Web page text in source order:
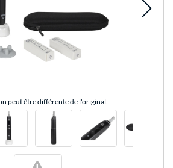
peut être différente de l'original.